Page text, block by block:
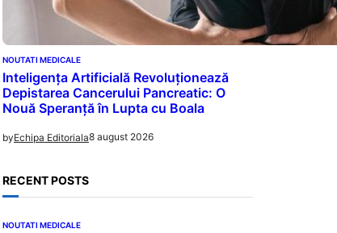
NOUTATI MEDICALE
Inteligența Artificială Revoluționează
Depistarea Cancerului Pancreatic: O
Nouă Speranță în Lupta cu Boala
byEchipa Editoriala8 august 2026
RECENT POSTS
NOUTATI MEDICALE